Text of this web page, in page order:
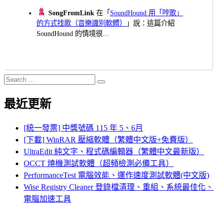
SongFromLink 在「 SoundHound 用「哼歌」
的方式找歌（音樂識別軟體）
」說：這篇介紹
SoundHound 的情境很...
Search
for:
Search
最近更新
[統一發票] 中獎號碼 115 年 5、6月
[下載] WinRAR 壓縮軟體（繁體中文版+免費版）
UltraEdit 純文字、程式碼編輯器（繁體中文最新版）
OCCT 燒機測試軟體（超頻檢測必備工具）
PerformanceTest 電腦效能、運作速度測試軟體(中文版)
Wise Registry Cleaner 登錄檔清理、重組、系統最佳化、
電腦加速工具